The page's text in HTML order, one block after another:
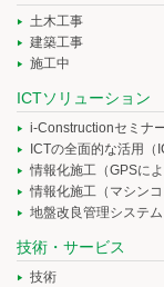
土木工事
建築工事
施工中
ICTソリューション
i-Constructionセミナ
ICTの全面的な活用（
情報化施工（GPSに
情報化施工（マシン
地盤改良管理システム
技術・サービス
技術